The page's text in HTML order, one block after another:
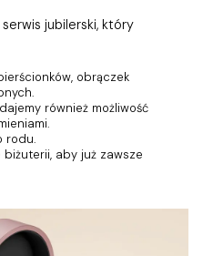
serwis jubilerski, który
obrączek
również możliwość
rodu.
aby już zawsze